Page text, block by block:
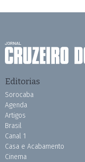
Editorias
Sorocaba
Agenda
Artigos
Brasil
Canal 1
Casa e Acabamento
Cinema